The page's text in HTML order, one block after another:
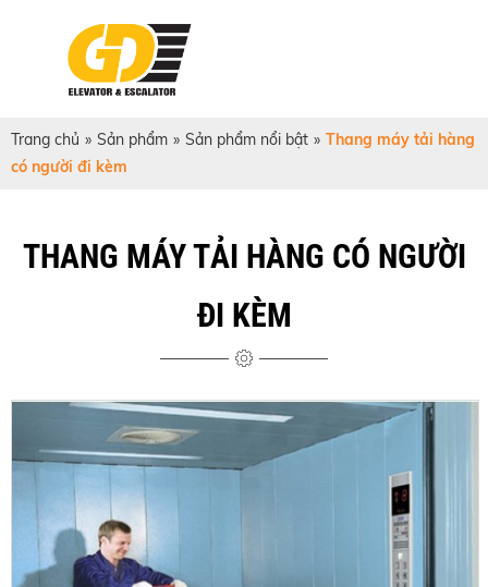
Trang chủ » Sản phẩm » Sản phẩm nổi bật » Thang máy tải hàng
có người đi kèm
THANG MÁY TẢI HÀNG CÓ NGƯỜI
ĐI KÈM